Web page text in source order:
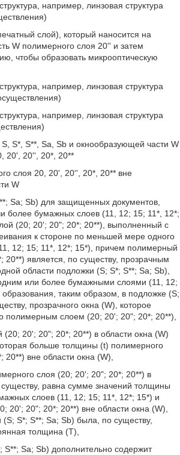
например, линзовая структура
слой), который наносится на
W полимерного слоя 20'' и затем
чтобы образовать микрооптическую
например, линзовая структура
например, линзовая структура
S*, S**, Sa, Sb и окнообразующей части W
20', 20'', 20*, 20**
слоя 20, 20', 20'', 20*, 20** вне
W
Sa; Sb) для защищенных документов,
более бумажных слоев (11, 12; 15; 11*, 12*;
(20; 20'; 20ʺ; 20*; 20**), выполненный с
к стороне по меньшей мере одного
12; 15; 11*, 12*; 15*), причем полимерный
20**) является, по существу, прозрачным
области подложки (S; S*; S**; Sa; Sb),
или более бумажными слоями (11, 12;
таким образом, в подложке (S;
прозрачного окна (W), которое
полимерным слоем (20; 20'; 20ʺ; 20*; 20**),
20'; 20ʺ; 20*; 20**) в области окна (W)
больше толщины (t) полимерного
20**) вне области окна (W),
слоя (20; 20'; 20ʺ; 20*; 20**) в
равна сумме значений толщины
слоев (11, 12; 15; 11*, 12*; 15*) и
20'; 20ʺ; 20*; 20**) вне области окна (W),
(S; S*; S**; Sa; Sb) была, по существу,
толщина (Т),
S**; Sa; Sb) дополнительно содержит